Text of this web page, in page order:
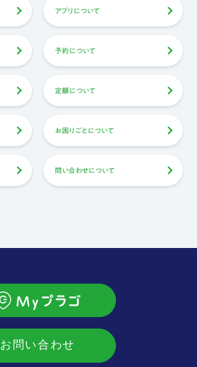
アプリについて
予約について
定額について
お困りごとについて
問い合わせについて
お問い合わせ